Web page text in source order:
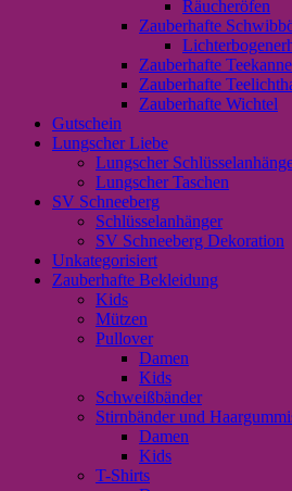
Räucheröfen
Zauberhafte
Zauberhafte
Zauberhafte
Zauberhafte Wichtel
Gutschein
Lungscher Liebe
Lungscher
Lungscher Taschen
SV Schneeberg
Schlüsselanhänger
SV Schneeberg Dekoration
Unkategorisiert
Zauberhafte Bekleidung
Kids
Mützen
Pullover
Damen
Kids
Schweißbänder
Stirnbänder und
Damen
Kids
T-Shirts